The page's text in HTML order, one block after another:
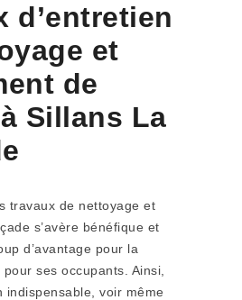
d’entretien
et
de
Sillans La
travaux de nettoyage et
s’avère bénéfique et
d’avantage pour la
ses occupants. Ainsi,
indispensable, voir même